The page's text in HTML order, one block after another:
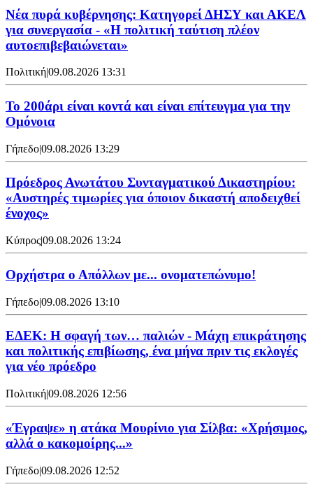
Νέα πυρά κυβέρνησης: Κατηγορεί ΔΗΣΥ και ΑΚΕΛ
για συνεργασία - «Η πολιτική ταύτιση πλέον
αυτοεπιβεβαιώνεται»
Πολιτική|09.08.2026 13:31
Το 200άρι είναι κοντά και είναι επίτευγμα για την
Ομόνοια
Γήπεδο|09.08.2026 13:29
Πρόεδρος Ανωτάτου Συνταγματικού Δικαστηρίου:
«Αυστηρές τιμωρίες για όποιον δικαστή αποδειχθεί
ένοχος»
Κύπρος|09.08.2026 13:24
Ορχήστρα o Aπόλλων με... ονοματεπώνυμο!
Γήπεδο|09.08.2026 13:10
ΕΔΕΚ: Η σφαγή των… παλιών - Μάχη επικράτησης
και πολιτικής επιβίωσης, ένα μήνα πριν τις εκλογές
για νέο πρόεδρο
Πολιτική|09.08.2026 12:56
«Έγραψε» η ατάκα Μουρίνιο για Σίλβα: «Χρήσιμος,
αλλά ο κακομοίρης...»
Γήπεδο|09.08.2026 12:52